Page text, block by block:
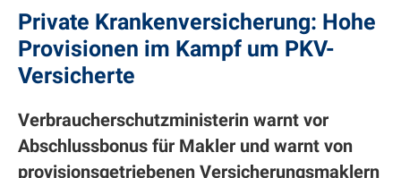
Private Krankenversicherung: Hohe
Provisionen im Kampf um PKV-
Versicherte
Verbraucherschutzministerin warnt vor
Abschlussbonus für Makler und warnt von
provisionsgetriebenen Versicherungsmaklern